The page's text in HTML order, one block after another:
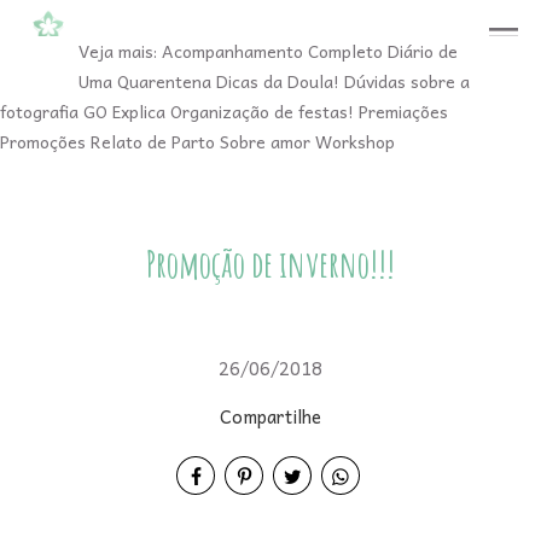
menu
Veja mais: Acompanhamento Completo Diário de
Uma QuarentenaDicas da Doula! Dúvidas sobre a
fotografiaGO ExplicaOrganização de festas! Premiações
Promoções Relato de Parto Sobre amorWorkshop
Promoção de inverno!!!
26/06/2018
Compartilhe